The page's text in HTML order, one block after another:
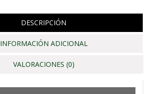
DESCRIPCIÓN
INFORMACIÓN ADICIONAL
VALORACIONES (0)